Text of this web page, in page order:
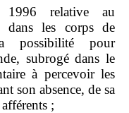
relative au
dans les corps de
possibilité pour
subrogé dans le
à percevoir les
son absence, de sa
;